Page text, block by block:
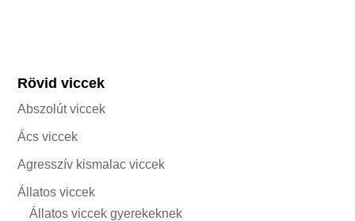
Rövid viccek
Abszolút viccek
Ács viccek
Agresszív kismalac viccek
Állatos viccek
Állatos viccek gyerekeknek